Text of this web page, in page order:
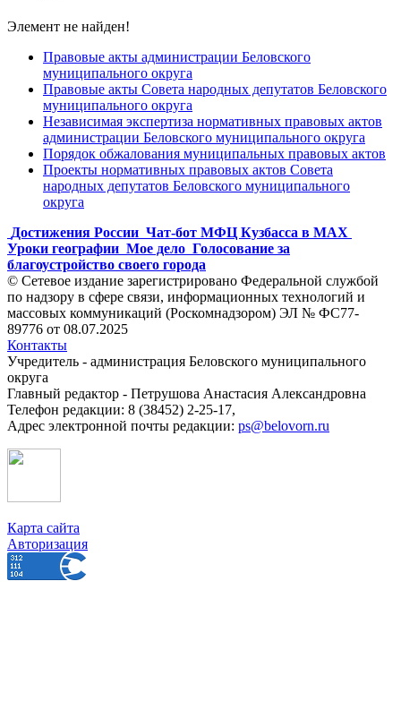
Элемент не найден!
Правовые акты администрации Беловского
муниципального округа
Правовые акты Совета народных депутатов Беловского
муниципального округа
Независимая экспертиза нормативных правовых актов
администрации Беловского муниципального округа
Порядок обжалования муниципальных правовых актов
Проекты нормативных правовых актов Совета
народных депутатов Беловского муниципального
округа
Достижения России Чат-бот МФЦ Кузбасса в MAX
Уроки географии Мое дело Голосование за
благоустройство своего города
© Сетевое издание зарегистрировано Федеральной службой
по надзору в сфере связи, информационных технологий и
массовых коммуникаций (Роскомнадзором) ЭЛ № ФС77-
89776 от 08.07.2025
Контакты
Учредитель - администрация Беловского муниципального
округа
Главный редактор - Петрушова Анастасия Александровна
Телефон редакции: 8 (38452) 2-25-17,
Адрес электронной почты редакции: ps@belovorn.ru
Карта сайта
Авторизация